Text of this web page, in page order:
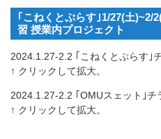
｢こねくとぷらす｣1/27(土)~2/
習 授業内プロジェクト
2024.1.27-2.2 ｢こねくとぷらす｣
↑ クリックして拡大。
2024.1.27-2.2 ｢OMUスェット｣チ
↑ クリックして拡大。